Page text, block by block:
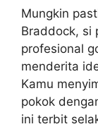
Mungkin
Braddock, si
profesional
menderita
Kamu
pokok
ini terbit